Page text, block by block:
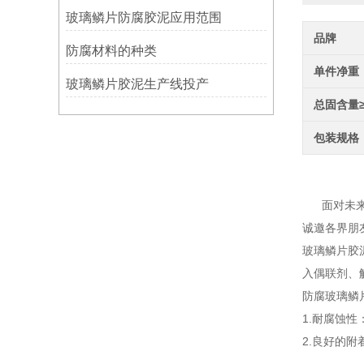
玻璃鳞片防腐胶泥应用范围
防腐材料的种类
玻璃鳞片胶泥生产线投产
品牌
单件净重
总固含量
包装规格
防腐
面对未来
诚邀各界朋
玻璃鳞片胶
入偶联剂、
防腐玻璃鳞
1.耐腐蚀性
2.良好的附